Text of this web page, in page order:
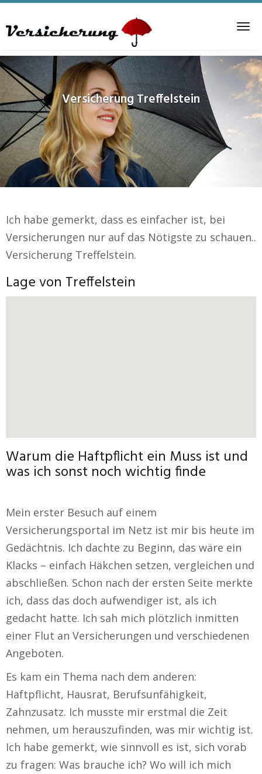
to
content
VersicherungTreffelstein
Ich habe gemerkt, dass es einfacher ist, bei
Versicherungen nur auf das Nötigste zu schauen..
Versicherung Treffelstein.
Lage von Treffelstein
Warum die Haftpflicht ein Muss ist und
was ich sonst noch wichtig finde
Mein erster Besuch auf einem
Versicherungsportal im Netz ist mir bis heute im
Gedächtnis. Ich dachte zu Beginn, das wäre ein
Klacks – einfach Häkchen setzen, vergleichen und
abschließen. Schon nach der ersten Seite merkte
ich, dass das doch aufwendiger ist, als ich
gedacht hatte. Ich sah mich plötzlich inmitten
einer Flut an Versicherungen und verschiedenen
Angeboten.
Es kam ein Thema nach dem anderen:
Haftpflicht, Hausrat, Berufsunfähigkeit,
Zahnzusatz. Ich musste mir erstmal die Zeit
nehmen, um herauszufinden, was mir wichtig ist.
Ich habe gemerkt, wie sinnvoll es ist, sich vorab
zu fragen: Was brauche ich? Wo will ich mich